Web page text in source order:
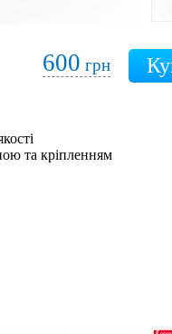
600 грн
та кріпленням